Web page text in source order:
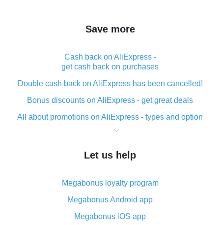
Save more
Cash back on AliExpress -
get cash back on purchases
Double cash back on AliExpress has been cancelled!
Bonus discounts on AliExpress - get great deals
All about promotions on AliExpress - types and option
What is cash back when making purchases on
The best place to download cash back for AliExpress
What is the AliExpress cash back plugin and what are
its advantages
Cash back from the AliExpress mobile app -
advantages of the plugin
Let us help
Megabonus loyalty program
Megabonus Android app
Megabonus iOS app